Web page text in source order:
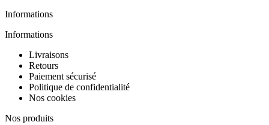
Informations
Informations
Livraisons
Retours
Paiement sécurisé
Politique de confidentialité
Nos cookies
Nos produits